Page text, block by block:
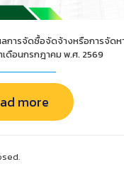
ลการจัดซื้อจัดจ้างหรือการจัด
เดือนกรกฎาคม พ.ศ. 2569
more